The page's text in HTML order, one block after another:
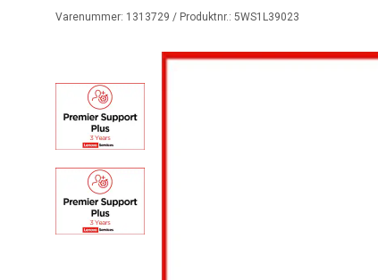
Varenummer: 1313729 / Produktnr.: 5WS1L39023